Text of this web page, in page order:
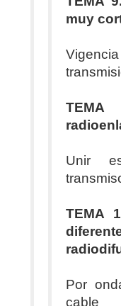
muy
Unir
TEMA
Por
cable